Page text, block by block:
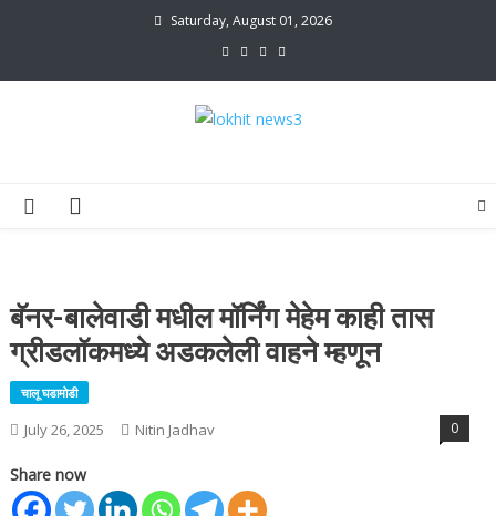
Saturday, August 01, 2026
बॅनर-बालेवाडी मधील मॉर्निंग मेहेम काही तास
ग्रीडलॉकमध्ये अडकलेली वाहने म्हणून
चालू घडामोडी
July 26, 2025 Nitin Jadhav 0
Share now